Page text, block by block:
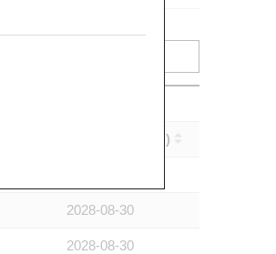
到期日 (年-月-日)
2028-08-30
2028-08-30